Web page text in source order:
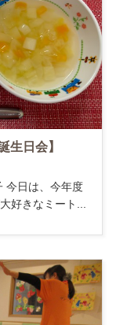
生日会】
今日は、今年度
好きなミート...